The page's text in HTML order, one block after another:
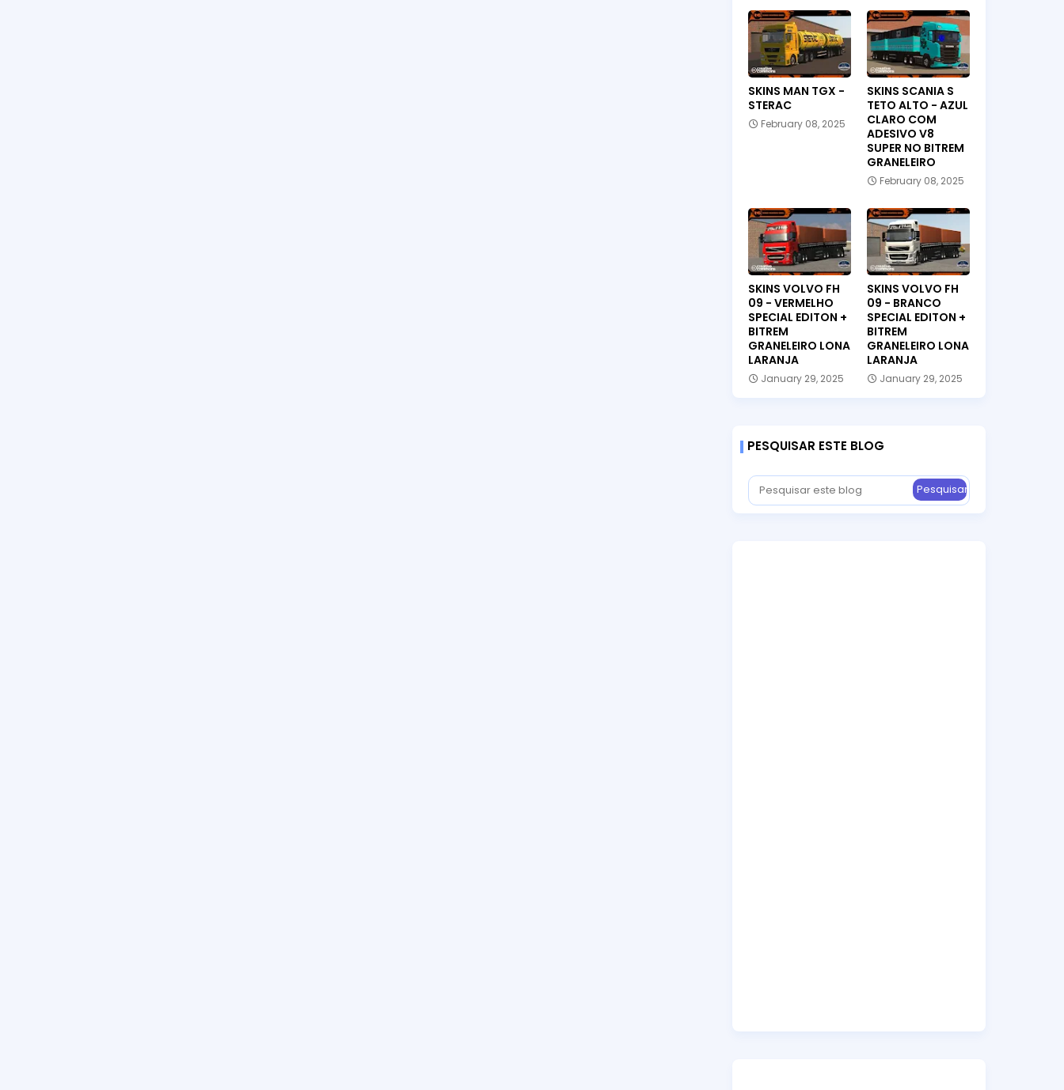
SKINS MAN TGX -
STERAC
February 08, 2025
SKINS SCANIA S
TETO ALTO - AZUL
CLARO COM
ADESIVO V8
SUPER NO BITREM
GRANELEIRO
February 08, 2025
SKINS VOLVO FH
09 - VERMELHO
SPECIAL EDITON +
BITREM
GRANELEIRO LONA
LARANJA
January 29, 2025
SKINS VOLVO FH
09 - BRANCO
SPECIAL EDITON +
BITREM
GRANELEIRO LONA
LARANJA
January 29, 2025
PESQUISAR ESTE BLOG